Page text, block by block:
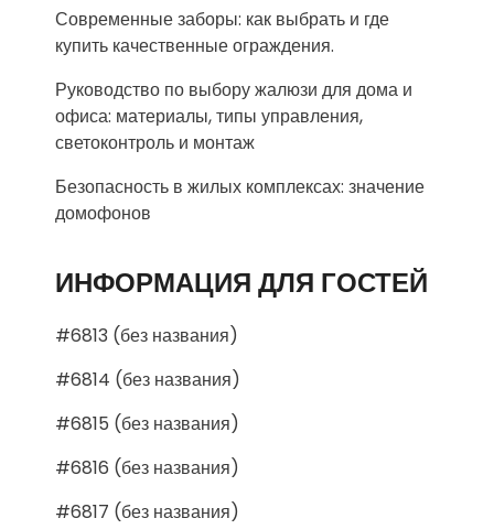
Современные заборы: как выбрать и где
купить качественные ограждения.
Руководство по выбору жалюзи для дома и
офиса: материалы, типы управления,
светоконтроль и монтаж
Безопасность в жилых комплексах: значение
домофонов
ИНФОРМАЦИЯ ДЛЯ ГОСТЕЙ
#6813 (без названия)
#6814 (без названия)
#6815 (без названия)
#6816 (без названия)
#6817 (без названия)